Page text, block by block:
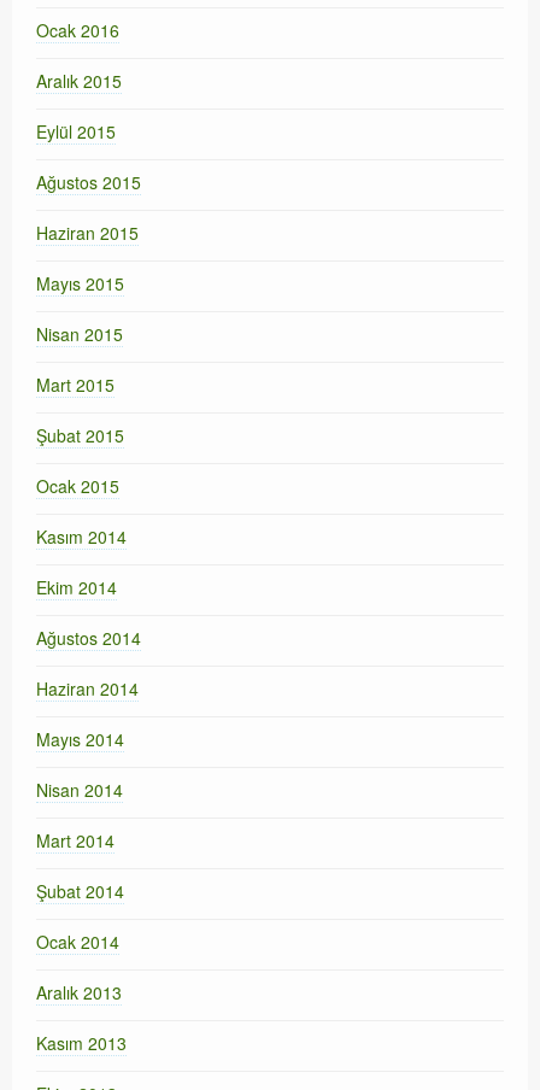
Ocak 2016
Aralık 2015
Eylül 2015
Ağustos 2015
Haziran 2015
Mayıs 2015
Nisan 2015
Mart 2015
Şubat 2015
Ocak 2015
Kasım 2014
Ekim 2014
Ağustos 2014
Haziran 2014
Mayıs 2014
Nisan 2014
Mart 2014
Şubat 2014
Ocak 2014
Aralık 2013
Kasım 2013